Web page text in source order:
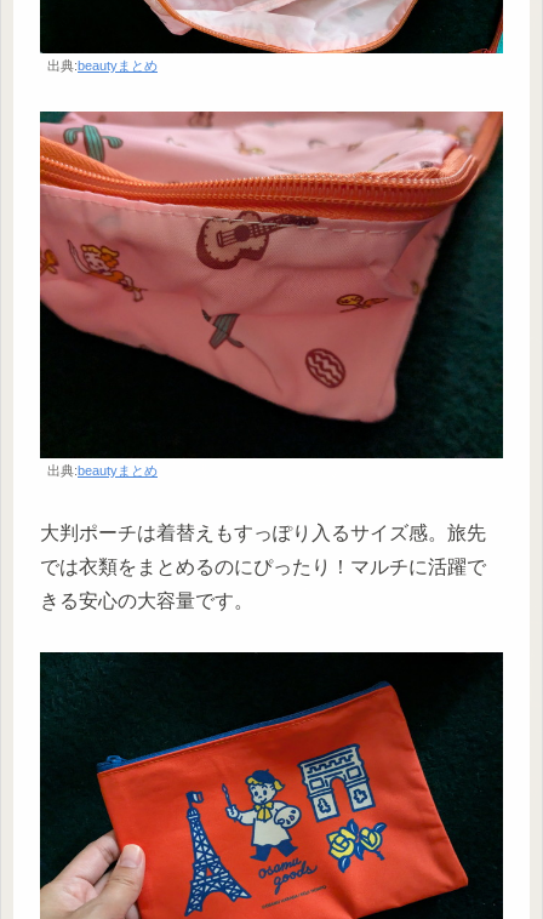
出典:beautyまとめ
出典:beautyまとめ
大判ポーチは着替えもすっぽり入るサイズ感。旅先
では衣類をまとめるのにぴったり！マルチに活躍で
きる安心の大容量です。